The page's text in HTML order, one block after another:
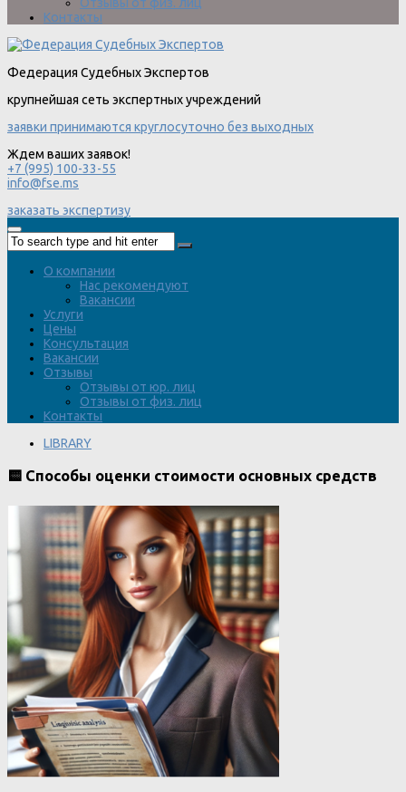
Отзывы от физ. лиц
Контакты
Федерация Судебных Экспертов
крупнейшая сеть экспертных учреждений
заявки принимаются круглосуточно без выходных
Ждем ваших заявок!
+7 (995) 100-33-55
info@fse.ms
заказать экспертизу
О компании
Нас рекомендуют
Вакансии
Услуги
Цены
Консультация
Вакансии
Отзывы
Отзывы от юр. лиц
Отзывы от физ. лиц
Контакты
LIBRARY
🟨 Способы оценки стоимости основных средств